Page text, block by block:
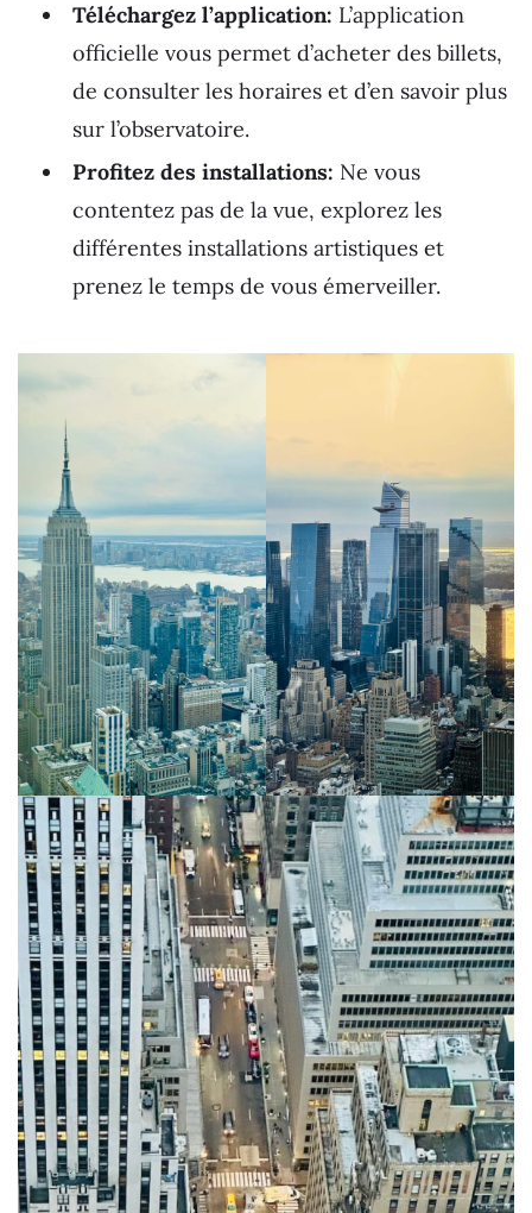
Téléchargez l’application: L’application
officielle vous permet d’acheter des billets,
de consulter les horaires et d’en savoir plus
sur l’observatoire.
Profitez des installations: Ne vous
contentez pas de la vue, explorez les
différentes installations artistiques et
prenez le temps de vous émerveiller.